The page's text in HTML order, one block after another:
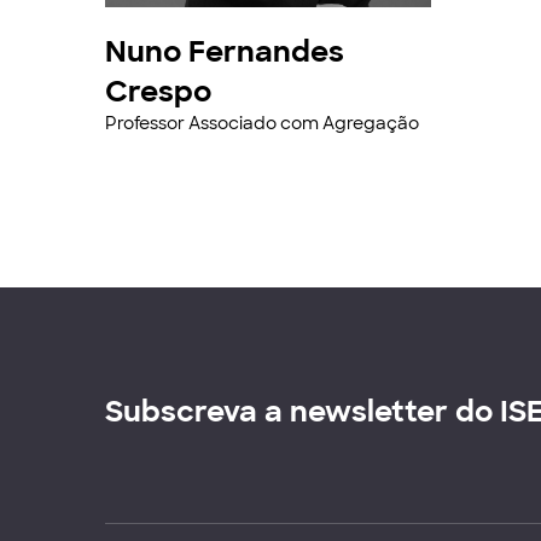
Nuno Fernandes
Crespo
Professor Associado com Agregação
Subscreva a newsletter do